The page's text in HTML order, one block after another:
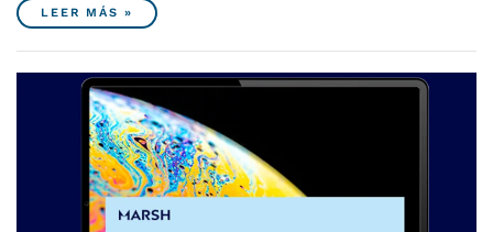
LEER MÁS »